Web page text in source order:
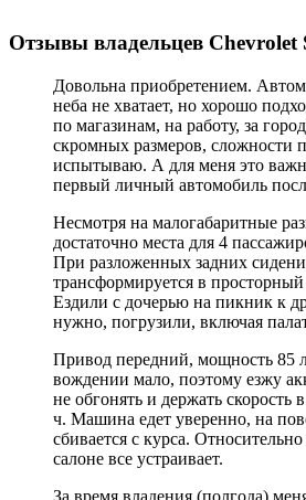
Отзывы владельцев Chevrolet
Довольна приобретением.
неба не хватает, но хорошо
по магазинам, на работу, за
скромных размеров, сложности
испытываю. А для меня это
первый личный автомобиль
Несмотря на малогабаритные
достаточно места для 4
При разложенных задних
трансформируется в просторный
Ездили с дочерью на пикник к
нужно, погрузили, включая
Привод передний, мощность 85
вождении мало, поэтому езжу
не обгонять и держать скорость
ч. Машина едет уверенно, на
сбивается с курса.
салоне все устраивает.
За время владения (полгода)